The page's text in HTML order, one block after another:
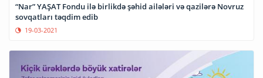
“Nar” YAŞAT Fondu ilə birlikdə şəhid ailələri və qazilərə Novruz
sovqatları təqdim edib
19-03-2021